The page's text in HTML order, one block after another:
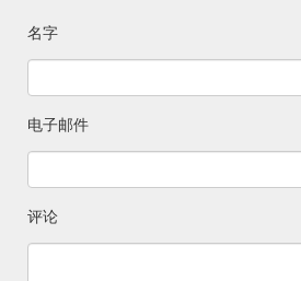
名字
电子邮件
评论